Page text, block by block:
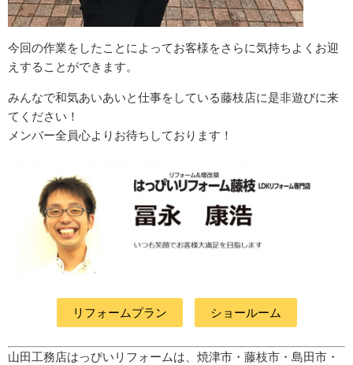
今回の作業をしたことによってお客様をさらに気持ちよくお迎
えすることができます。
みんなで和気あいあいと仕事をしている藤枝店に是非遊びに来
てください！
メンバー全員心よりお待ちしております！
リフォームプラン ショールーム
山田工務店はっぴいリフォームは、焼津市・藤枝市・島田市・